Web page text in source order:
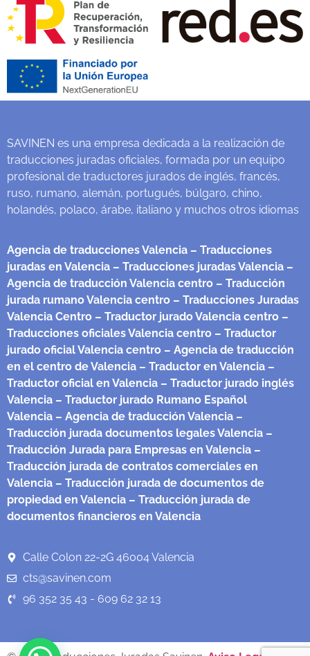
SAVINEN es una empresa dedicada a la realización de
traducciones juradas oficiales, formada por un equipo
profesional de traductores jurados de inglés, francés,
ruso, rumano, alemán, portugués, búlgaro, chino,
holandés, polaco, árabe, italiano y muchos otros idiomas
Agencia de traducciones Valencia – Traducciones
juradas en Valencia – Traducciones juradas Valencia –
Agencia de traducción Valencia centro – Traducción
jurada rumano Valencia centro – Traducciones Juradas
Valencia Centro – Traductor jurado Valencia centro –
Traducciones oficiales Valencia centro – Traductor
jurado oficial Valencia centro – Agencia de traducción
en el centro de Valencia – Traductor en Valencia –
Traductor oficial en Valencia – Traductor jurado inglés
Valencia – Traductor jurado Rumano Español
Valencia – Agencia de traducción Valencia –
Traducción jurada documentos legales Valencia –
Traducción Jurada para Empresas en Valencia –
Traducción jurada de contratos comerciales en
Valencia – Traducción jurada de documentos de
propiedad en Valencia – Traducción jurada de
documentos financieros en Valencia
Calle Colon 22-2G 46004 Valencia
cts@savinen.com
96 352 35 43 - 609 62 32 13